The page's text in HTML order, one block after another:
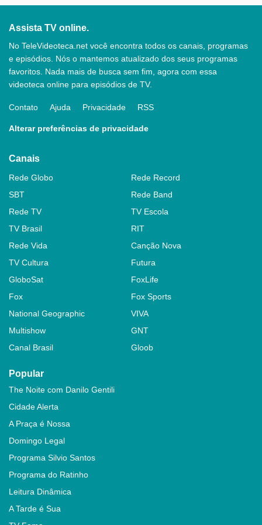
Assista TV online.
No TeleVideoteca.net você encontra todos os canais, programas
e episódios. Nós o mantemos atualizado dos seus programas
favoritos. Nada mais de busca sem fim, agora com essa
videoteca online para episódios de TV.
Contato Ajuda Privacidade RSS
Alterar preferências de privacidade
Canais
Rede Globo
Rede Record
SBT
Rede Band
Rede TV
TV Escola
TV Brasil
RIT
Rede Vida
Canção Nova
TV Cultura
Futura
GloboSat
FoxLife
Fox
Fox Sports
National Geographic
VIVA
Multishow
GNT
Canal Brasil
Gloob
Popular
The Noite com Danilo Gentili
Cidade Alerta
A Praça é Nossa
Domingo Legal
Programa Silvio Santos
Programa do Ratinho
Leitura Dinâmica
A Tarde é Sua